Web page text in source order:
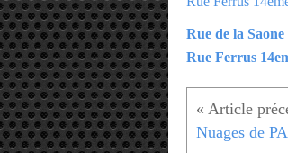
Rue de la Saone
Rue Ferrus
Nuages de